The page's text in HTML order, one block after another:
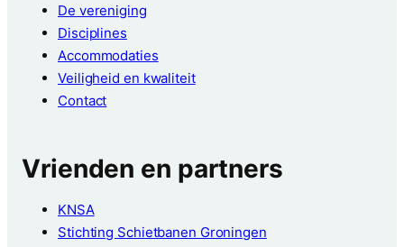
De vereniging
Disciplines
Accommodaties
Veiligheid en kwaliteit
Contact
Vrienden en partners
KNSA
Stichting Schietbanen Groningen